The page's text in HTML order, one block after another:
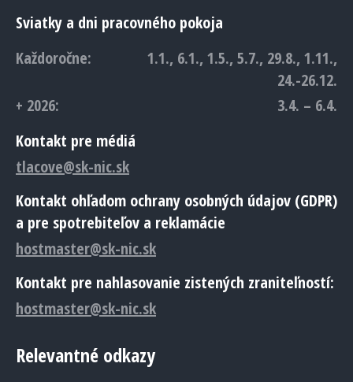
Sviatky a dni pracovného pokoja
Každoročne:
1.1., 6.1., 1.5., 5.7., 29.8., 1.11.,
24.-26.12.
+ 2026:
3.4. – 6.4.
Kontakt pre médiá
tlacove@sk-nic.sk
Kontakt ohľadom ochrany osobných údajov (GDPR)
a pre spotrebiteľov a reklamácie
hostmaster@sk-nic.sk
Kontakt pre nahlasovanie zistených zraniteľností:
hostmaster@sk-nic.sk
Relevantné odkazy